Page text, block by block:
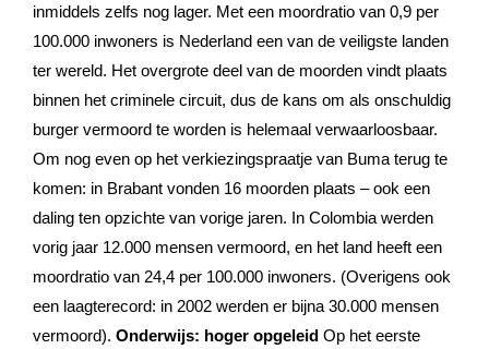
inmiddels zelfs nog lager. Met een moordratio van 0,9 per
100.000 inwoners is Nederland een van de veiligste landen
ter wereld. Het overgrote deel van de moorden vindt plaats
binnen het criminele circuit, dus de kans om als onschuldig
burger vermoord te worden is helemaal verwaarloosbaar.
Om nog even op het verkiezingspraatje van Buma terug te
komen: in Brabant vonden 16 moorden plaats – ook een
daling ten opzichte van vorige jaren. In Colombia werden
vorig jaar 12.000 mensen vermoord, en het land heeft een
moordratio van 24,4 per 100.000 inwoners. (Overigens ook
een laagterecord: in 2002 werden er bijna 30.000 mensen
vermoord). Onderwijs: hoger opgeleid Op het eerste